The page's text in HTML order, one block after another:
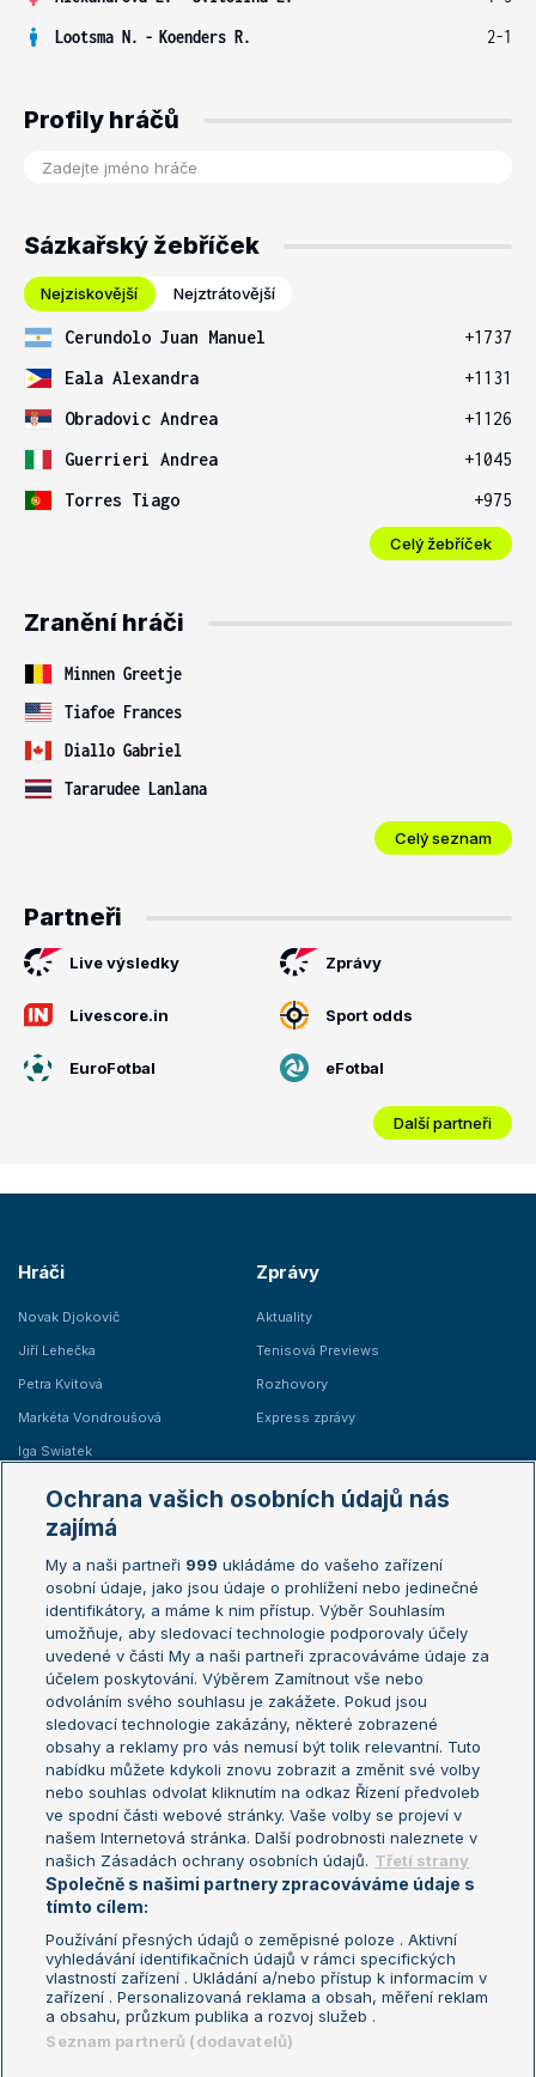
Lootsma N. - Koenders R. 2-1
Profily hráčů
Sázkařský žebříček
Nejziskovější Nejztrátovější
Cerundolo Juan Manuel
+1737
Eala Alexandra
+1131
Obradovic Andrea
+1126
Guerrieri Andrea
+1045
Torres Tiago
+975
Celý žebříček
Zranění hráči
Minnen Greetje
Tiafoe Frances
Diallo Gabriel
Tararudee Lanlana
Celý seznam
Partneři
Live výsledky Zprávy
Livescore.in Sport odds
EuroFotbal eFotbal
Další partneři
Hráči
Novak Djokovič
Jiří Lehečka
Petra Kvitová
Markéta Vondroušová
Iga Swiatek
Zprávy
Aktuality
Tenisová Previews
Rozhovory
Express zprávy
Žebříčky
Žebříček ATP (muži)
Žebříček WTA (ženy)
Sázkařský žebříček
Australian Open
French Open
Wimbledon
US Open
Turnaj mistrů
Turnaj mistryň
Aktualní trendy
Fotbalové přestupy
Livesport Daily
LS Prague Open
Podmínky užití
Nastavení soukromí
GDPR a žurnalistika
Reklama
Kontakt
Informace o zpracování osobních
údajů
Ochrana vašich osobních údajů nás
zajímá
My a naši partneři 999 ukládáme do vašeho zařízení
osobní údaje, jako jsou údaje o prohlížení nebo jedinečné
identifikátory, a máme k nim přístup. Výběr Souhlasím
umožňuje, aby sledovací technologie podporovaly účely
uvedené v části My a naši partneři zpracováváme údaje za
účelem poskytování. Výběrem Zamítnout vše nebo
odvoláním svého souhlasu je zakážete. Pokud jsou
sledovací technologie zakázány, některé zobrazené
obsahy a reklamy pro vás nemusí být tolik relevantní. Tuto
nabídku můžete kdykoli znovu zobrazit a změnit své volby
nebo souhlas odvolat kliknutím na odkaz Řízení předvoleb
ve spodní části webové stránky. Vaše volby se projeví v
našem Internetová stránka. Další podrobnosti naleznete v
našich Zásadách ochrany osobních údajů. Třetí strany
Společně s našimi partnery zpracováváme údaje s
tímto cílem:
Používání přesných údajů o zeměpisné poloze . Aktivní
vyhledávání identifikačních údajů v rámci specifických
vlastností zařízení . Ukládání a/nebo přístup k informacím v
zařízení . Personalizovaná reklama a obsah, měření reklam
a obsahu, průzkum publika a rozvoj služeb .
Seznam partnerů (dodavatelů)